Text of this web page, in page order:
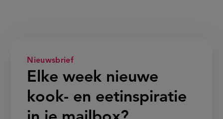
Nieuwsbrief
Elke week nieuwe
kook- en eetinspiratie